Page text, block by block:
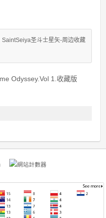
SaintSeiya圣斗士星矢-周边收藏
Odyssey.Vol 1.收藏版